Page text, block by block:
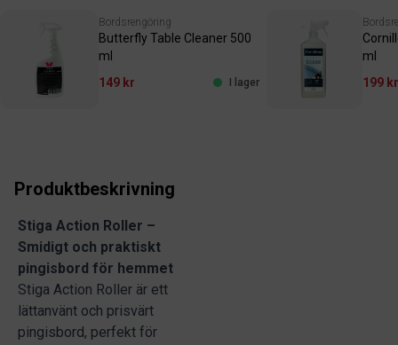
Bordsrengöring
Butterfly Table Cleaner 500
ml
149 kr
I lager
ml
199
Produktbeskrivning
Stiga Action Roller –
Smidigt och praktiskt
pingisbord för hemmet
Stiga Action Roller är ett
lättanvänt och prisvärt
pingisbord, perfekt för